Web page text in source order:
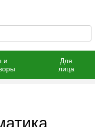
и
Для
лица